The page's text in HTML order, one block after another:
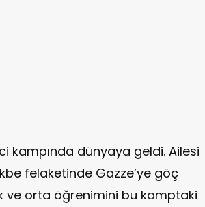
kampında dünyaya geldi. Ailesi
felaketinde Gazze’ye göç
ve orta öğrenimini bu kamptaki